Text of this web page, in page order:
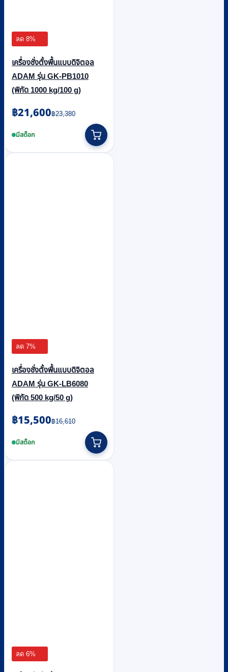
ลด 8%
เครื่องชั่งตั้งพื้นแบบดิจิตอล
ADAM รุ่น GK-PB1010
(พิกัด 1000 kg/100 g)
฿23,380
Original
price
was:
฿21,600
Current
price
is:มีสต็อก
ลด 7%
เครื่องชั่งตั้งพื้นแบบดิจิตอล
ADAM รุ่น GK-LB6080
(พิกัด 500 kg/50 g)
฿16,610
Original
price
was:
฿15,500
Current
price
is:มีสต็อก
ลด 6%